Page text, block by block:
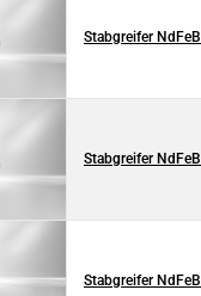
Stabgreifer NdFeB
Stabgreifer NdFeB
Stabgreifer NdFeB